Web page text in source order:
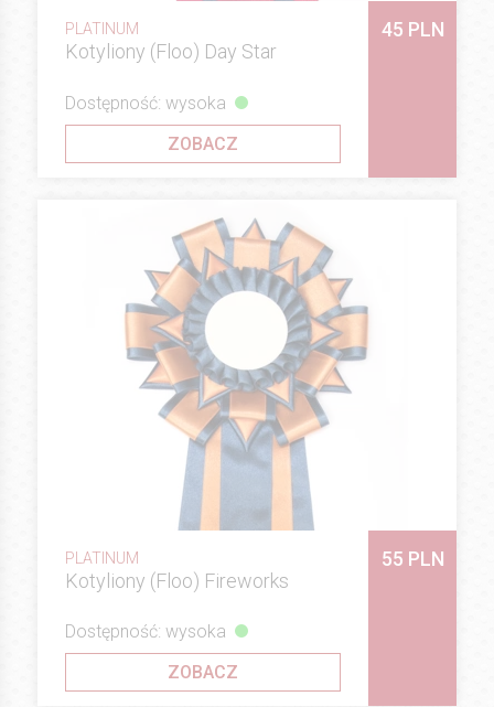
PLATINUM
Kotyliony (Floo) Day Star
45 PLN
Dostępność: wysoka
ZOBACZ
PLATINUM
Kotyliony (Floo) Fireworks
55 PLN
Dostępność: wysoka
ZOBACZ